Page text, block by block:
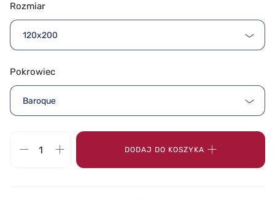
Rozmiar
120x200
Pokrowiec
Baroque
DODAJ DO KOSZYKA